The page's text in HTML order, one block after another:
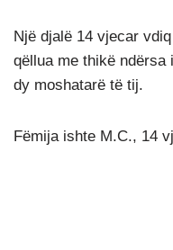
Një djalë 14 vjecar
qëllua me thikë ndërsa
dy moshatarë të tij.
Fëmija ishte M.C., 14